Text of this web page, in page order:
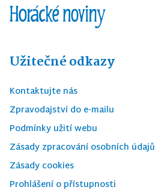
Užitečné odkazy
Kontaktujte nás
Zpravodajství do e-mailu
Podmínky užití webu
Zásady zpracování osobních údajů
Zásady cookies
Prohlášení o přístupnosti